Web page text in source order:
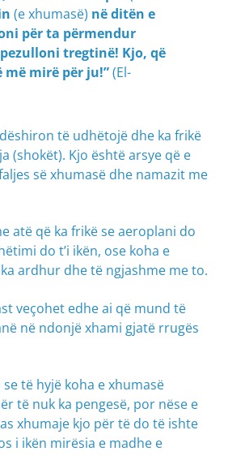
(e xhumasë) në ditën e
për ta përmendur
tregtinë! Kjo, që
më mirë për ju!”(El-
të udhëtojë dhe ka frikë
(shokët). Kjo është arsye që e
së xhumasë dhe namazit me
atë që ka frikë se aeroplani do
do t’i ikën, ose koha e
ardhur dhe të ngjashme me to.
veçohet edhe ai që mund të
në ndonjë xhami gjatë rrugës
të hyjë koha e xhumasë
të nuk ka pengesë, por nëse e
xhumaje kjo për të do të ishte
i ikën mirësia e madhe e